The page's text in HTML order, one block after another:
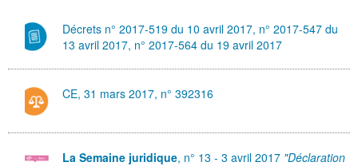
Décrets n° 2017-519 du 10 avril 2017, n° 2017-547 du
13 avril 2017, n° 2017-564 du 19 avril 2017
CE, 31 mars 2017, n° 392316
La Semaine juridique, n° 13 - 3 avril 2017 "Déclaration